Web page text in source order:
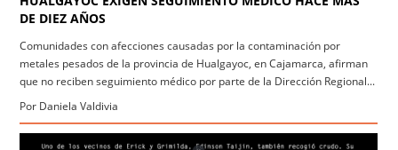
DE DIEZ AÑOS
Comunidades con afecciones causadas por la contaminación por
metales pesados de la provincia de Hualgayoc, en Cajamarca, afirman
que no reciben seguimiento médico por parte de la Dirección Regional...
Por Daniela Valdivia